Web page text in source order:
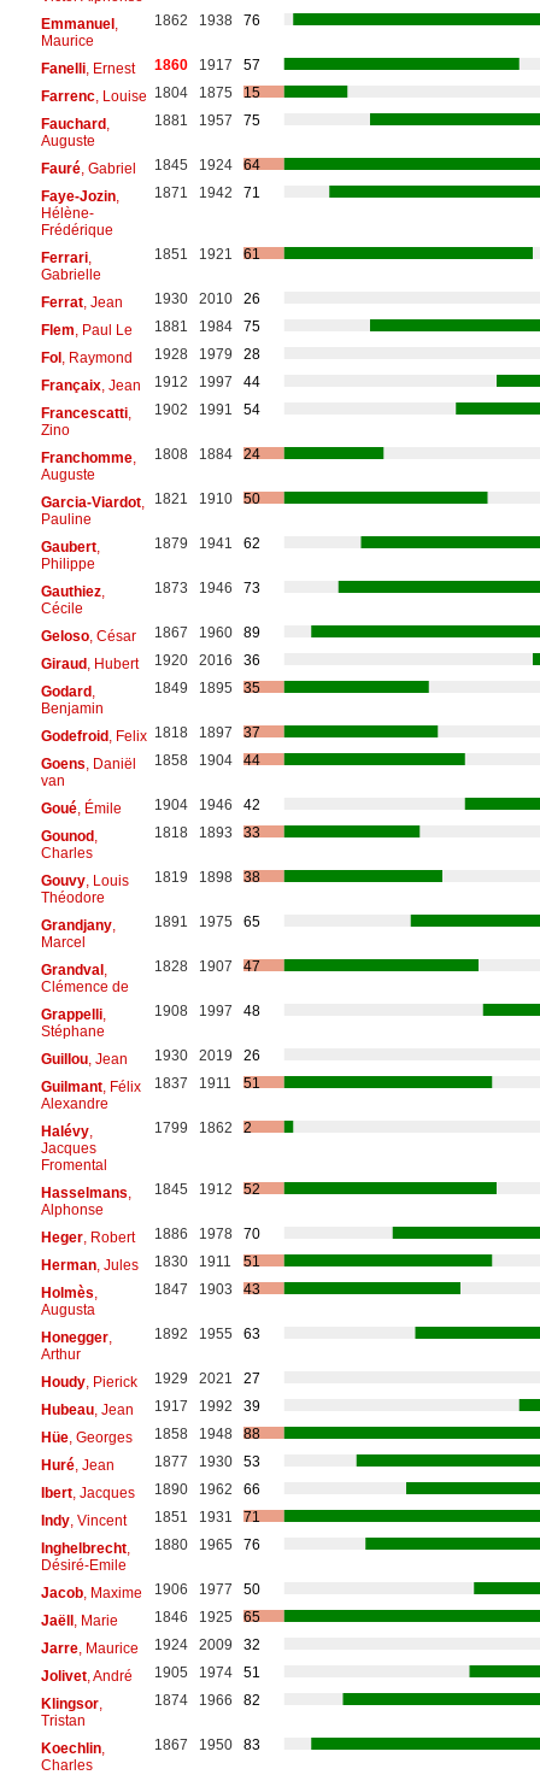
Emmanuel,
Maurice
1862 1938 76
Fanelli, Ernest 1860 1917
57
Farrenc, Louise 1804 1875
15
Fauchard,
Auguste
1881 1957 75
Fauré, Gabriel 1845 1924
64
Faye-Jozin,
Hélène-
Frédérique
1871 1942 71
Ferrari,
Gabrielle
1851 1921 61
Ferrat, Jean 1930 2010
26
Flem , Paul Le 1881 1984
75
Fol, Raymond 1928 1979
28
Françaix, Jean 1912 1997
44
Francescatti,
Zino
1902 1991 54
Franchomme,
Auguste
1808 1884 24
Garcia-Viardot,
Pauline
1821 1910 50
Gaubert,
Philippe
1879 1941 62
Gauthiez,
Cécile
1873 1946 73
Geloso, César 1867 1960
89
Giraud, Hubert 1920 2016
36
Godard,
Benjamin
1849 1895 35
Godefroid, Felix 1818 1897
37
Goens , Daniël
van
1858 1904 44
Goué, Émile 1904 1946
42
Gounod,
Charles
1818 1893 33
Gouvy, Louis
Théodore
1819 1898 38
Grandjany,
Marcel
1891 1975 65
Grandval,
Clémence de
1828 1907 47
Grappelli,
Stéphane
1908 1997 48
Guillou, Jean 1930 2019
26
Guilmant, Félix
Alexandre
1837 1911 51
Halévy,
Jacques
Fromental
1799 1862 2
Hasselmans
Alphonse
1845 1912 52
Heger, Robert 1886 1978
70
Herman, Jules 1830 1911
51
Holmès
Augusta
1847 1903 43
Honegger,
Arthur
1892 1955 63
Houdy, Pierick 1929 2021
27
Hubeau, Jean 1917 1992
39
Hüe, Georges 1858 1948
88
Huré, Jean 1877 1930
53
Ibert, Jacques 1890 1962
66
Indy, Vincent 1851 1931
71
Inghelbrecht,
Désiré-Emile
1880 1965 76
Jacob, Maxime 1906 1977
50
Jaëll, Marie 1846 1925
65
Jarre, Maurice 1924 2009
32
Jolivet, André 1905 1974
51
Klingsor,
Tristan
1874 1966 82
Koechlin,
Charles
1867 1950 83